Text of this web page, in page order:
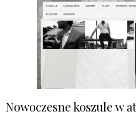
Nowoczesne koszule w